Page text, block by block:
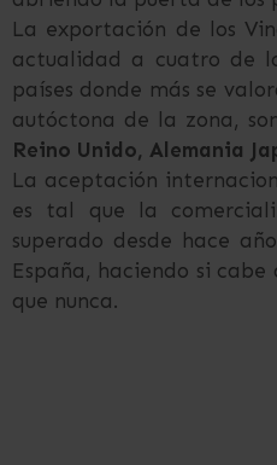
La exportación de los
actualidad a cuatro de
países donde más se
autóctona de la zona,
Reino Unido, Alemania
La aceptación
es tal que la
superado desde hace
España, haciendo si cabe
que nunca.